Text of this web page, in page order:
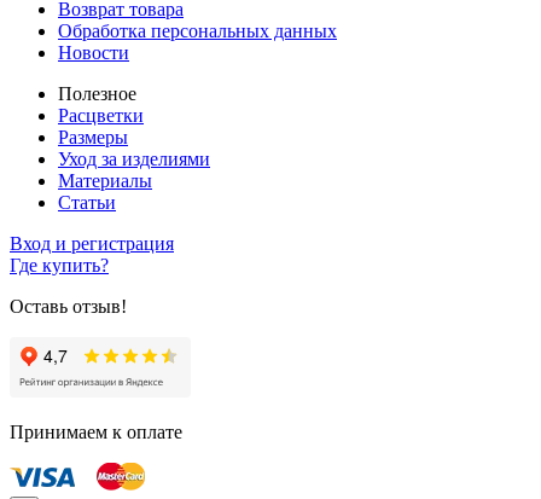
Возврат товара
Обработка персональных данных
Новости
Полезное
Расцветки
Размеры
Уход за изделиями
Материалы
Статьи
Вход и регистрация
Где купить?
Оставь отзыв!
Принимаем к оплате